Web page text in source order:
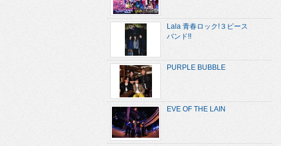
Lala 青春ロック!３ピース
バンド!!
PURPLE BUBBLE
EVE OF THE LAIN